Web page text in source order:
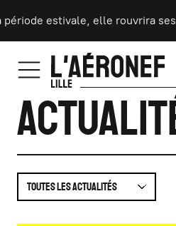
estivale, elle rouvrira ses